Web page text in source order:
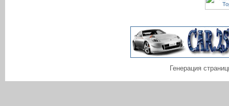
Генерация